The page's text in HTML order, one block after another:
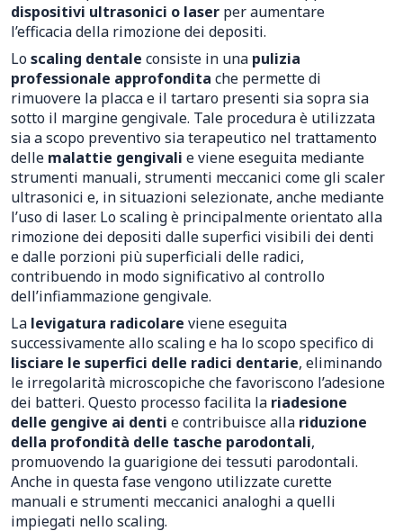
dispositivi ultrasonici o laser per aumentare
l’efficacia della rimozione dei depositi.
Loscaling dentale consiste in una pulizia
professionale approfondita che permette di
rimuovere la placca e il tartaro presenti sia sopra sia
sotto il margine gengivale. Tale procedura è utilizzata
sia a scopo preventivo sia terapeutico nel trattamento
delle malattie gengivali e viene eseguita mediante
strumenti manuali, strumenti meccanici come gli scaler
ultrasonici e, in situazioni selezionate, anche mediante
l’uso di laser. Lo scaling è principalmente orientato alla
rimozione dei depositi dalle superfici visibili dei denti
e dalle porzioni più superficiali delle radici,
contribuendo in modo significativo al controllo
dell’infiammazione gengivale.
La levigatura radicolare viene eseguita
successivamente allo scaling e ha lo scopo specifico di
lisciare le superfici delle radici dentarie, eliminando
le irregolarità microscopiche che favoriscono l’adesione
dei batteri. Questo processo facilita la riadesione
delle gengive ai denti e contribuisce alla riduzione
della profondità delle tasche parodontali,
promuovendo la guarigione dei tessuti parodontali.
Anche in questa fase vengono utilizzate curette
manuali e strumenti meccanici analoghi a quelli
impiegati nello scaling.